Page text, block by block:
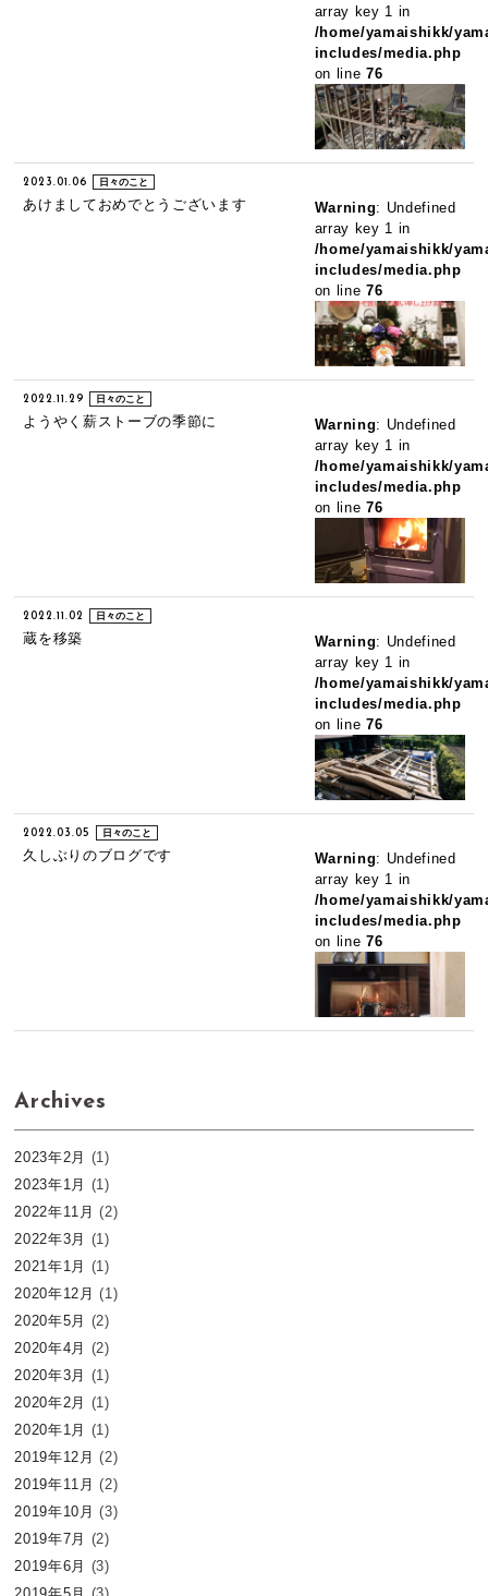
array key 1 in
/home/yamaishikk/
includes/media.php
on line76
Warning: Undefined
array key 1 in
/home/yamaishikk/
includes/media.php
on line76
2023.01.06 日々のこと
あけましておめでとうございます
Warning: Undefined
array key 1 in
/home/yamaishikk/
includes/media.php
on line76
2022.11.29 日々のこと
ようやく薪ストーブの季節に
Warning: Undefined
array key 1 in
/home/yamaishikk/
includes/media.php
on line76
2022.11.02 日々のこと
蔵を移築
Warning: Undefined
array key 1 in
/home/yamaishikk/
includes/media.php
on line76
2022.03.05 日々のこと
久しぶりのブログです
Archives
2023年2月 (1)
2023年1月 (1)
2022年11月 (2)
2022年3月 (1)
2021年1月 (1)
2020年12月 (1)
2020年5月 (2)
2020年4月 (2)
2020年3月 (1)
2020年2月 (1)
2020年1月 (1)
2019年12月 (2)
2019年11月 (2)
2019年10月 (3)
2019年7月 (2)
2019年6月 (3)